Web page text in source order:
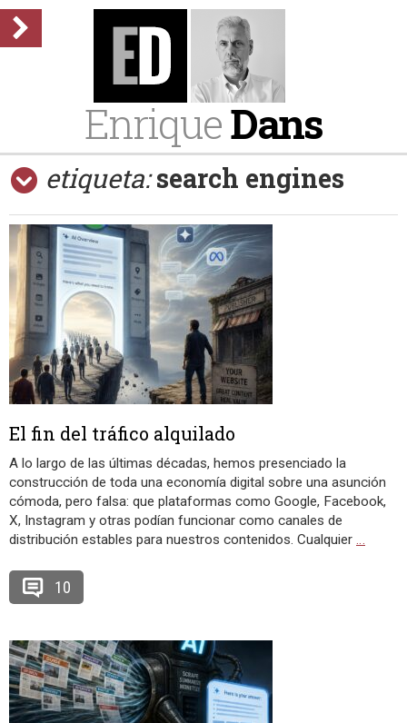
EnriqueDans
etiqueta: search engines
El fin del tráfico alquilado
A lo largo de las últimas décadas, hemos presenciado la
construcción de toda una economía digital sobre una asunción
cómoda, pero falsa: que plataformas como Google, Facebook,
X, Instagram y otras podían funcionar como canales de
distribución estables para nuestros contenidos. Cualquier …
10